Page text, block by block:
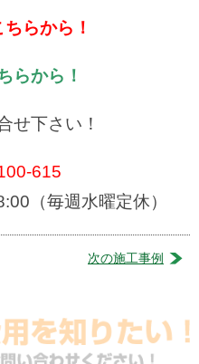
ちらから！
らから！
せ下さい！
615
（毎週水曜定休）
次の施工事例